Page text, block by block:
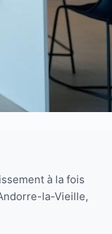
à la fois
la-Vieille,